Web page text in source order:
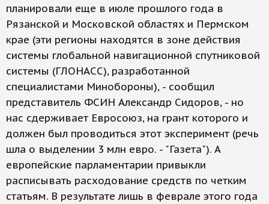
планировали еще в июле прошлого года в
Рязанской и Московской областях и Пермском
крае (эти регионы находятся в зоне действия
системы глобальной навигационной спутниковой
системы (ГЛОНАСС), разработанной
специалистами Минобороны), - сообщил
представитель ФСИН Александр Сидоров, - но
нас сдерживает Евросоюз, на грант которого и
должен был проводиться этот эксперимент (речь
шла о выделении 3 млн евро. - "Газета"). А
европейские парламентарии привыкли
расписывать расходование средств по четким
статьям. В результате лишь в феврале этого года